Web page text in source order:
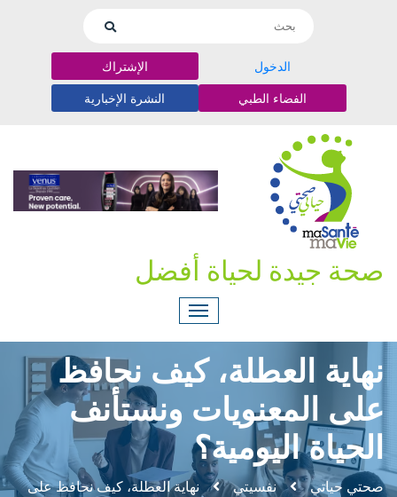
الدخول الإشتراك
الفضاء الطبي النشرة الإخبارية
صحة جيدة لحياة أفضل
نهاية العطلة، كيف نحافظ
على المعنويات ونستأنف
الحياة اليومية؟
صحتي حياتي نفسيتي
نهاية العطلة، كيف نحافظ على